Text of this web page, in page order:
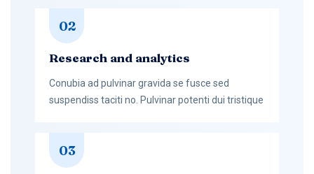
02
Research and analytics
Conubia ad pulvinar gravida se fusce sed
suspendiss taciti no. Pulvinar potenti dui tristique
03